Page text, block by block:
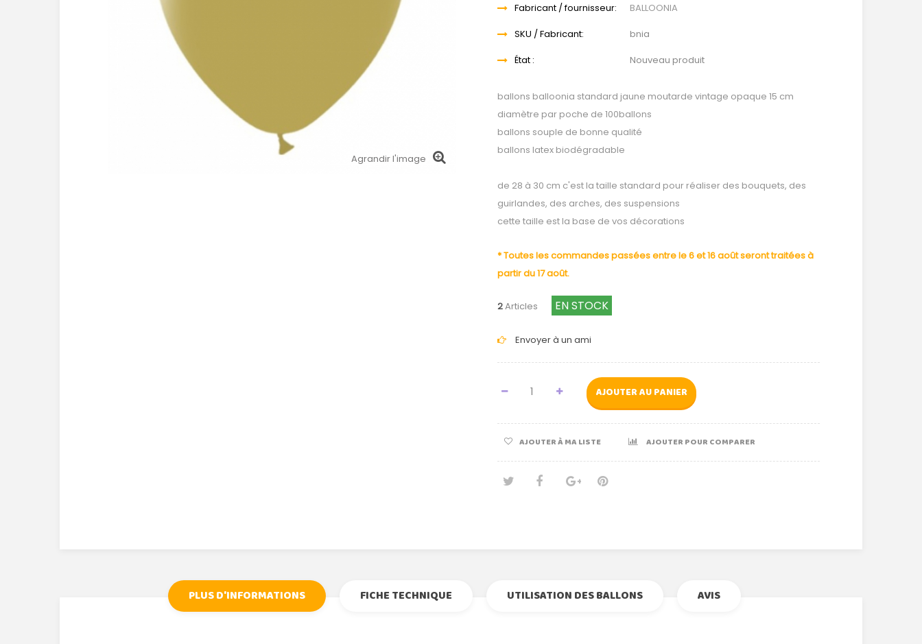
Agrandir l'image
Fabricant / fournisseur:
BALLOONIA
SKU / Fabricant:
bnia
État :
Nouveau produit
ballons balloonia standard jaune moutarde vintage opaque 15 cm
diamètre par poche de 100ballons
ballons souple de bonne qualité
ballons latex biodégradable
de 28 à 30 cm c'est la taille standard pour réaliser des bouquets, des
guirlandes, des arches, des suspensions
cette taille est la base de vos décorations
* Toutes les commandes passées entre le 6 et 16 août seront traitées à
partir du 17 août.
2Articles EN STOCK
Envoyer à un ami
AJOUTER AU PANIER
AJOUTER À MA LISTE AJOUTER POUR COMPARER
PLUS D'INFORMATIONS FICHE TECHNIQUE UTILISATION DES BALLONS AVIS